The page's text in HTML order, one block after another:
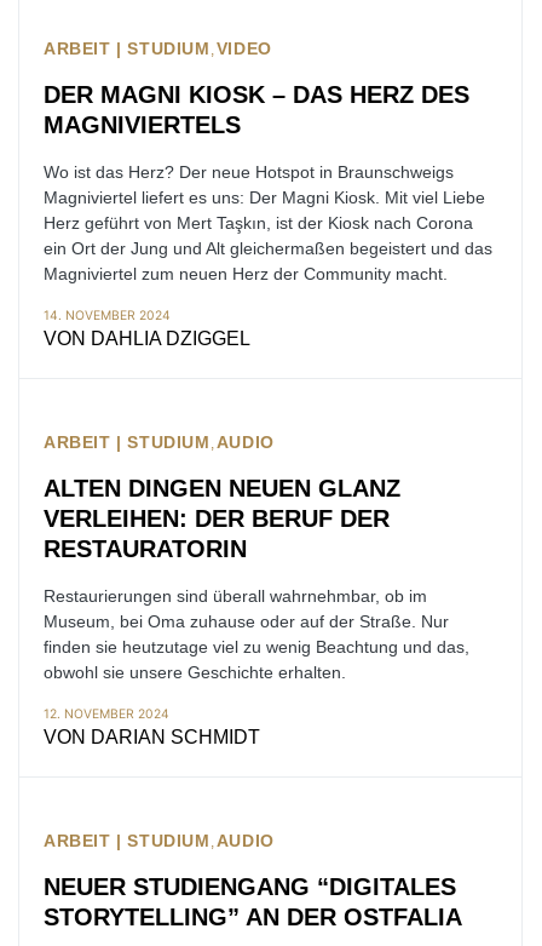
ARBEIT | STUDIUM VIDEO
DER MAGNI KIOSK – DAS HERZ DES
MAGNIVIERTELS
Wo ist das Herz? Der neue Hotspot in Braunschweigs
Magniviertel liefert es uns: Der Magni Kiosk. Mit viel Liebe
Herz geführt von Mert Taşkın, ist der Kiosk nach Corona
ein Ort der Jung und Alt gleichermaßen begeistert und das
Magniviertel zum neuen Herz der Community macht.
14. NOVEMBER 2024
VON DAHLIA DZIGGEL
ARBEIT | STUDIUM AUDIO
ALTEN DINGEN NEUEN GLANZ
VERLEIHEN: DER BERUF DER
RESTAURATORIN
Restaurierungen sind überall wahrnehmbar, ob im
Museum, bei Oma zuhause oder auf der Straße. Nur
finden sie heutzutage viel zu wenig Beachtung und das,
obwohl sie unsere Geschichte erhalten.
12. NOVEMBER 2024
VON DARIAN SCHMIDT
ARBEIT | STUDIUM AUDIO
NEUER STUDIENGANG “DIGITALES
STORYTELLING” AN DER OSTFALIA